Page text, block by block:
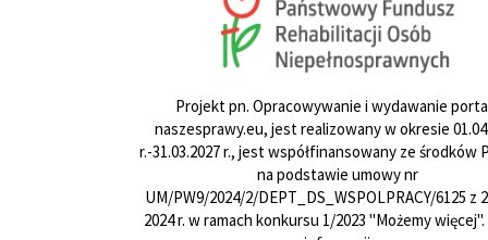
Projekt pn. Opracowywanie i wydawanie
naszesprawy.eu, jest realizowany w okresie
r.-31.03.2027 r., jest współfinansowany ze środków
na podstawie umowy nr
UM/PW9/2024/2/DEPT_DS_WSPOLPRACY/6125 z
2024 r. w ramach konkursu 1/2023 "Możemy więcej".